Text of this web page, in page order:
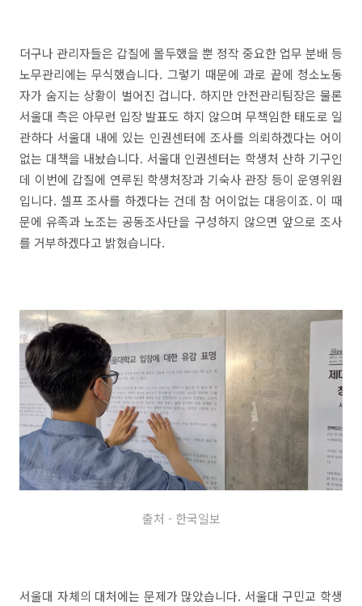
더구나 관리자들은 갑질에 몰두했을 뿐 정작 중요한 업무 분배 등
노무관리에는 무식했습니다. 그렇기 때문에 과로 끝에 청소노동
자가 숨지는 상황이 벌어진 겁니다. 하지만 안전관리팀장은 물론
서울대 측은 아무런 입장 발표도 하지 않으며 무책임한 태도로 일
관하다 서울대 내에 있는 인권센터에 조사를 의뢰하겠다는 어이
없는 대책을 내놨습니다. 서울대 인권센터는 학생처 산하 기구인
데 이번에 갑질에 연루된 학생처장과 기숙사 관장 등이 운영위원
입니다. 셀프 조사를 하겠다는 건데 참 어이없는 대응이죠. 이 때
문에 유족과 노조는 공동조사단을 구성하지 않으면 앞으로 조사
를 거부하겠다고 밝혔습니다.
출처 - 한국일보
서울대 자체의 대처에는 문제가 많았습니다. 서울대 구민교 학생